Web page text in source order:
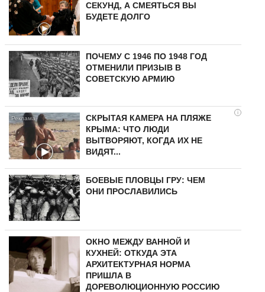
СЕКУНД, А СМЕЯТЬСЯ ВЫ
БУДЕТЕ ДОЛГО
ПОЧЕМУ С 1946 ПО 1948 ГОД
ОТМЕНИЛИ ПРИЗЫВ В
СОВЕТСКУЮ АРМИЮ
i
СКРЫТАЯ КАМЕРА НА ПЛЯЖЕ
КРЫМА: ЧТО ЛЮДИ
ВЫТВОРЯЮТ, КОГДА ИХ НЕ
ВИДЯТ...
БОЕВЫЕ ПЛОВЦЫ ГРУ: ЧЕМ
ОНИ ПРОСЛАВИЛИСЬ
ОКНО МЕЖДУ ВАННОЙ И
КУХНЕЙ: ОТКУДА ЭТА
АРХИТЕКТУРНАЯ НОРМА
ПРИШЛА В
ДОРЕВОЛЮЦИОННУЮ РОССИЮ